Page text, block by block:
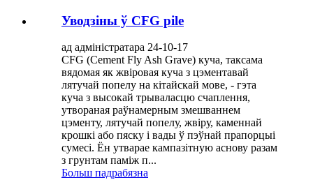
Уводзіны ў CFG pile
ад адміністратара 24-10-17
CFG (Cement Fly Ash Grave) куча, таксама
вядомая як жвіровая куча з цэментавай
лятучай попелу на кітайскай мове, - гэта
куча з высокай трываласцю счаплення,
утвораная раўнамерным змешваннем
цэменту, лятучай попелу, жвіру, каменнай
крошкі або пяску і вады ў пэўнай прапорцыі
сумесі. Ён утварае кампазітную аснову разам
з грунтам паміж п...
Больш падрабязна